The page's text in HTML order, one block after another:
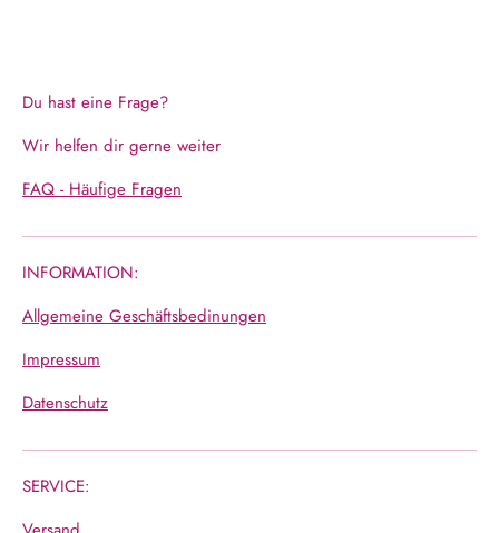
Du hast eine Frage?
Wir helfen dir gerne weiter
FAQ - Häufige Fragen
INFORMATION:
Allgemeine Geschäftsbedinungen
Impressum
Datenschutz
SERVICE: